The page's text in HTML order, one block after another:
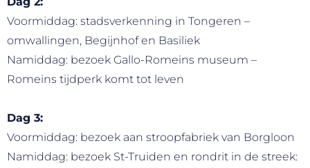
Voormiddag: stadsverkenning in Tongeren –
omwallingen, Begijnhof en Basiliek
Namiddag: bezoek Gallo-Romeins museum –
Romeins tijdperk komt tot leven
Dag 3:
Voormiddag: bezoek aan stroopfabriek van Borgloon
Namiddag: bezoek St-Truiden en rondrit in de streek: